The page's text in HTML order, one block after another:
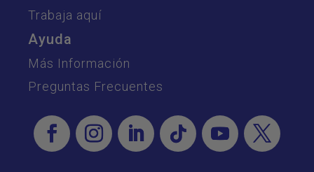
Trabaja aquí
Ayuda
Más Información
Preguntas Frecuentes